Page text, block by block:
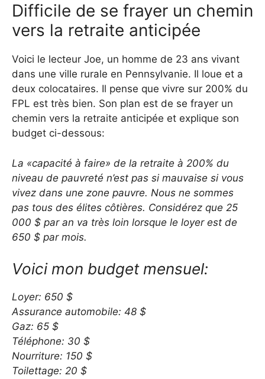
Difficile de se frayer un chemin
vers la retraite anticipée
Voici le lecteur Joe, un homme de 23 ans vivant
dans une ville rurale en Pennsylvanie. Il loue et a
deux colocataires. Il pense que vivre sur 200% du
FPL est très bien. Son plan est de se frayer un
chemin vers la retraite anticipée et explique son
budget ci-dessous:
La «capacité à faire» de la retraite à 200% du
niveau de pauvreté n’est pas si mauvaise si vous
vivez dans une zone pauvre. Nous ne sommes
pas tous des élites côtières. Considérez que 25
000 $ par an va très loin lorsque le loyer est de
650 $ par mois.
Voici mon budget mensuel:
Loyer: 650 $
Assurance automobile: 48 $
Gaz: 65 $
Téléphone: 30 $
Nourriture: 150 $
Toilettage: 20 $